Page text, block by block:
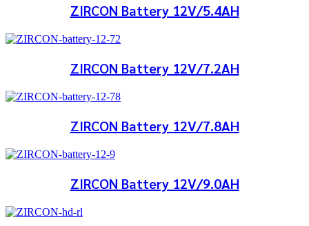
ZIRCON Battery 12V/5.4AH
ZIRCON Battery 12V/7.2AH
ZIRCON Battery 12V/7.8AH
ZIRCON Battery 12V/9.0AH